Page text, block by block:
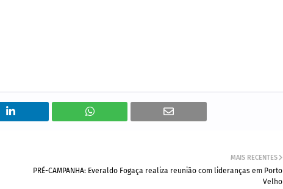
MAIS RECENTES
PRÉ-CAMPANHA: Everaldo Fogaça realiza reunião com lideranças em Porto
Velho